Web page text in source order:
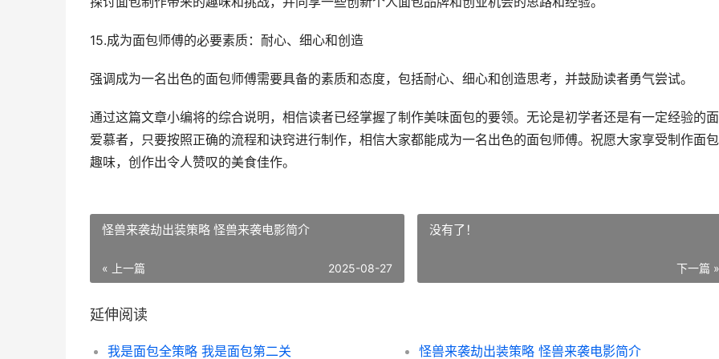
15.成为面包师傅的必要素质：耐心、细心和创造
强调成为一名出色的面包师傅需要具备的素质和态度，包括耐心、细心和创造思考，并鼓励读者勇气尝试。
通过这篇文章小编将的综合说明，相信读者已经掌握了制作美味面包的要领。无论是初学者还是有一定经验的
爱慕者，只要按照正确的流程和诀窍进行制作，相信大家都能成为一名出色的面包师傅。祝愿大家享受制作面
趣味，创作出令人赞叹的美食佳作。
怪兽来袭劫出装策略 怪兽来袭电影简介
« 上一篇 2025-08-27
没有了！
下一篇 »
延伸阅读
我是面包全策略 我是面包第二关 怪兽来袭劫出装策略 怪兽来袭电影简介